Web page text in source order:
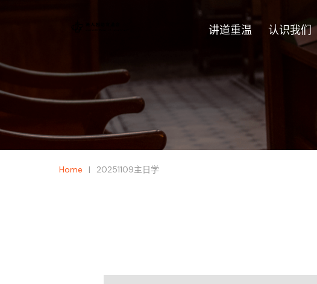
讲道重温 认识我们
Home | 20251109主日学